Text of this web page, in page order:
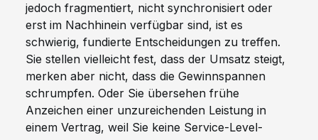
jedoch fragmentiert, nicht synchronisiert oder
erst im Nachhinein verfügbar sind, ist es
schwierig, fundierte Entscheidungen zu treffen.
Sie stellen vielleicht fest, dass der Umsatz steigt,
merken aber nicht, dass die Gewinnspannen
schrumpfen. Oder Sie übersehen frühe
Anzeichen einer unzureichenden Leistung in
einem Vertrag, weil Sie keine Service-Level-